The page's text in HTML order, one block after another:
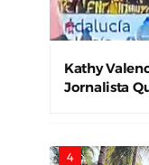
Kathy
Jornalista